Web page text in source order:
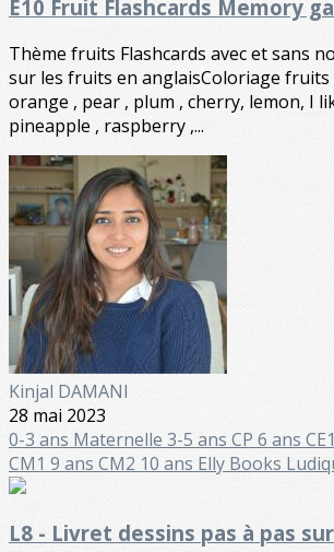
E10 Fruit Flashcards Memory
Thème fruits Flashcards avec et sans
sur les fruits en anglaisColoriage fruits
orange , pear , plum , cherry, lemon, I
pineapple , raspberry ,...
Kinjal DAMANI
28 mai 2023
0-3 ans Maternelle 3-5 ans CP 6 ans
CM1 9 ans CM2 10 ans Elly Books
L8 - Livret dessins pas à pas